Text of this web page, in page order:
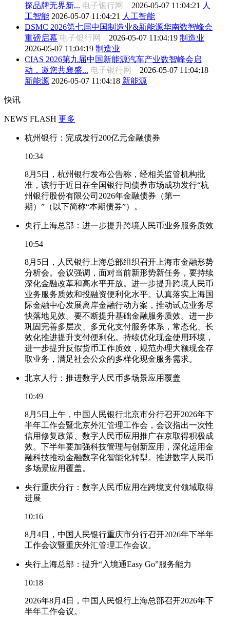
探品牌无界新... 电子银行网 2026-05-07 11:04:21 人
工智能 2026-05-07 11:04:21 人工智能
DSMC 2026第七届中国制造业&新能源华南数智峰会
重磅启幕 电子银行网 2026-05-07 11:04:19 制造业
2026-05-07 11:04:19 制造业
CIAS 2026第九届中国新能源汽车产业数智峰会启
动，邀您共襄盛... 电子银行网 2026-05-07 11:04:18
新能源 2026-05-07 11:04:18 新能源
快讯
NEWS FLASH 更多
杭州银行：完成发行200亿元金融债券
10:34
8月5日，杭州银行发布公告称，经相关监管机构批
准，该行于近日在全国银行间债券市场成功发行“杭
州银行股份有限公司2026年金融债券（第一
期）”（以下简称“本期债券”）。
央行上海总部：进一步提升跨境人民币业务服务质效
10:54
8月5日，人民银行上海总部组织召开上海市金融形势
分析会。会议强调，面对当前新形势新任务，要持续
深化金融改革和高水平开放。进一步提升跨境人民币
业务服务质效和投融资便利化水平。认真落实上海国
际金融中心发展离岸金融行动方案，推动试点业务尽
快落地见效。要不断提升基础金融服务质效。进一步
巩固完善多层次、多元化支付服务体系，常态化、长
效化推进提升支付便利化。持续优化现金使用环境，
进一步提升反假货币工作质效，规范办理大额现金存
取业务，满足社会公众的多样化现金服务需求。
北京人行：推进数字人民币多场景应用覆盖
10:49
8月5日上午，中国人民银行北京市分行召开2026年下
半年工作会暨北京外汇管理工作会，会议指出一次性
信用修复政策、数字人民币应用推广在京取得积极成
效。下半年要加强科技管理与创新应用，深化运用金
融科技推动金融数字化智能化转型。推进数字人民币
多场景应用覆盖。
央行重庆分行：数字人民币应用在跨境支付领域取得
进展
10:16
8月4日，中国人民银行重庆市分行召开2026年下半年
工作会议暨重庆外汇管理工作会议。
央行上海总部：提升“入境通Easy Go”服务能力
10:18
2026年8月4日，中国人民银行上海总部召开2026年下
半年工作会议。